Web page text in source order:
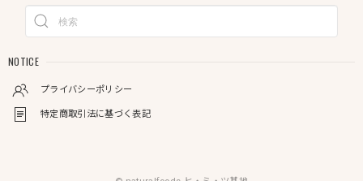
NOTICE
プライバシーポリシー
特定商取引法に基づく表記